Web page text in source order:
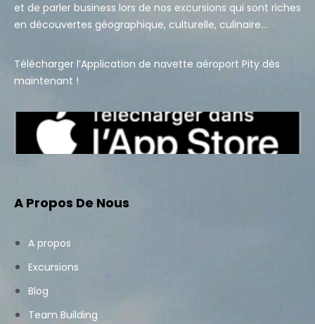
et de parler business lors de nos excursions qui sont riches
en découvertes géographique, culturelle, culinaire…
Télécharger l’Application de navette aéroport Pity dès
maintenant !
A Propos De Nous
A propos
Excursions
Blog
Team Building